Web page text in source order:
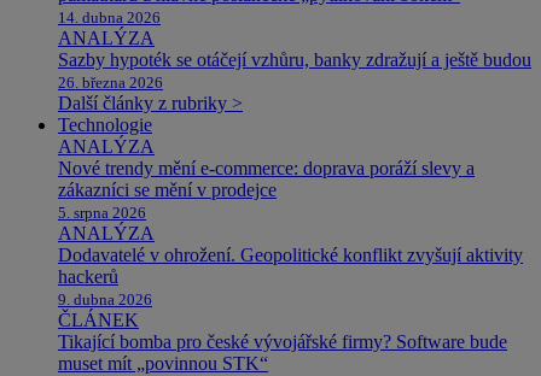
14. dubna 2026
ANALÝZA
Sazby hypoték se otáčejí vzhůru, banky zdražují a ještě budou
26. března 2026
Další články z rubriky >
Technologie
ANALÝZA
Nové trendy mění e-commerce: doprava poráží slevy a
zákazníci se mění v prodejce
5. srpna 2026
ANALÝZA
Dodavatelé v ohrožení. Geopolitické konflikt zvyšují aktivity
hackerů
9. dubna 2026
ČLÁNEK
Tikající bomba pro české vývojářské firmy? Software bude
muset mít „povinnou STK“